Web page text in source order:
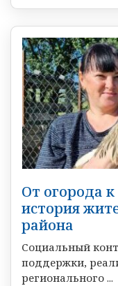
От огорода
история
района
Социальный
поддержки,
регионального ...